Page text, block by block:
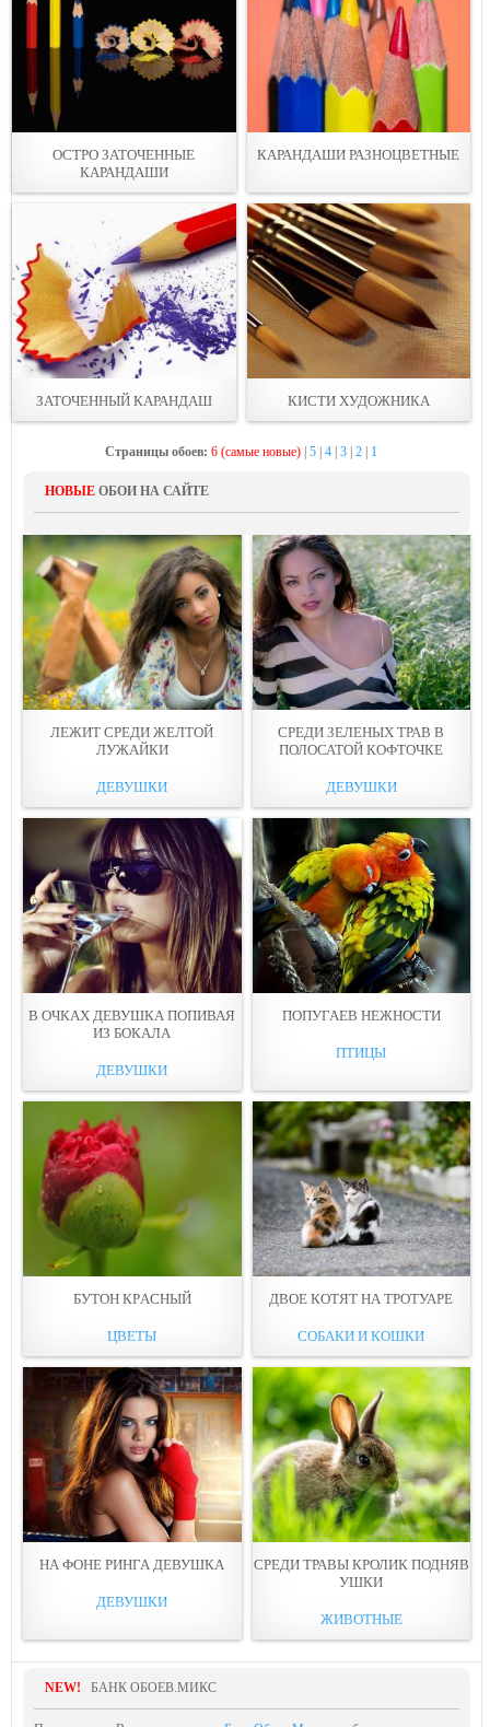
ОСТРО ЗАТОЧЕННЫЕ
КАРАНДАШИ
КАРАНДАШИ РАЗНОЦВЕТНЫЕ
ЗАТОЧЕННЫЙ КАРАНДАШ КИСТИ ХУДОЖНИКА
Страницы обоев: 6 (самые новые) 5 4 3 2 1
НОВЫЕ ОБОИ НА САЙТЕ
ЛЕЖИТ СРЕДИ ЖEЛТОЙ
ЛУЖАЙКИ
ДЕВУШКИ
СРЕДИ ЗЕЛЕНЫХ ТРАВ В
ПОЛОСАТОЙ КОФТOЧКЕ
ДЕВУШКИ
В ОЧКAХ ДЕВУШКА ПОПИВАЯ
ИЗ БОКАЛА
ДЕВУШКИ
ПОПУГАEВ НЕЖНОСТИ
ПТИЦЫ
БУТОН КРAСНЫЙ
ЦВЕТЫ
ДВОЕ КОТЯТ НА ТРOТУАРЕ
СОБАКИ И КОШКИ
НА ФОНE РИНГА ДЕВУШКА
ДЕВУШКИ
СРЕДИ ТРАВЫ КPОЛИК ПОДНЯВ
УШКИ
ЖИВОТНЫЕ
NEW! БАНК ОБОЕВ.МИКС